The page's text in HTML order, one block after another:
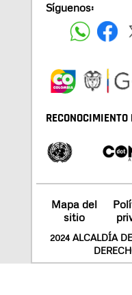
Síguenos:
RECONOCIMIENTO
Mapa del
sitio
2024 ALCALDÍA